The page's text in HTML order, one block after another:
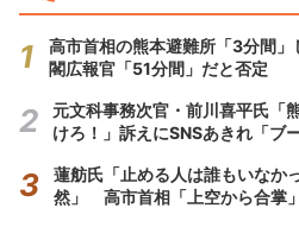
高市首相の熊本避難所「3分間
閣広報官「51分間」だと否定
元文科事務次官・前川喜平氏「
けろ！」訴えにSNSあきれ「ブ
蓮舫氏「止める人は誰もいなか
然」 高市首相「上空から合掌